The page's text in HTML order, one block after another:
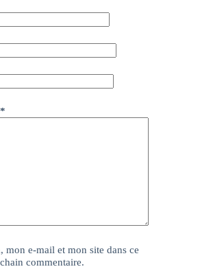
*
mon e-mail et mon site dans ce
commentaire.